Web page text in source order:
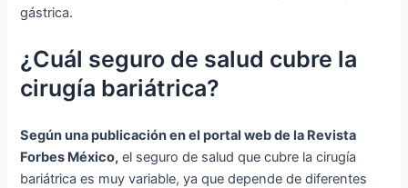
gástrica.
¿Cuál seguro de salud cubre la
cirugía bariátrica?
Según una publicación en el portal web de la Revista
Forbes México, el seguro de salud que cubre la cirugía
bariátrica es muy variable, ya que depende de diferentes